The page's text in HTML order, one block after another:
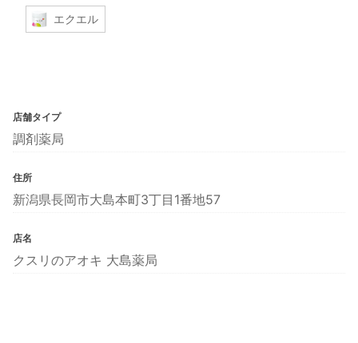
エクエル
店舗タイプ
調剤薬局
住所
新潟県長岡市大島本町3丁目1番地57
店名
クスリのアオキ 大島薬局